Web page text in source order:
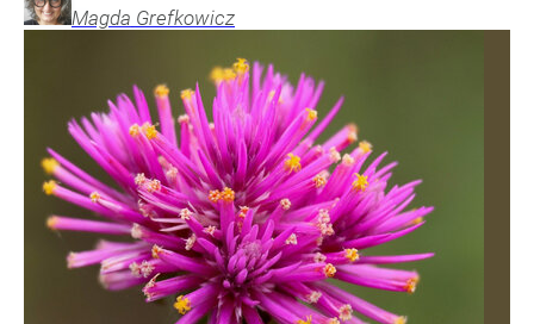
Magda Grefkowicz